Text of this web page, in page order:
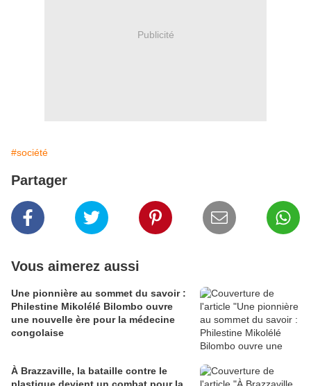
Publicité
#société
Partager
Vous aimerez aussi
Une pionnière au sommet du savoir :
Philestine Mikolélé Bilombo ouvre
une nouvelle ère pour la médecine
congolaise
À Brazzaville, la bataille contre le